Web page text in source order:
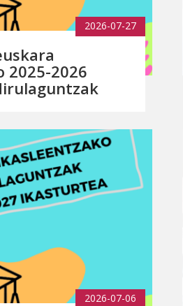
2026-07-27
2025-2026
2026-07-06